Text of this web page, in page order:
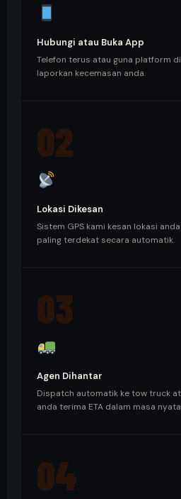
Hubungi atau Buka App
Telefon terus atau guna platform
laporkan kecemasan anda.
02
Lokasi Dikesan
Sistem GPS kami kesan lokasi
paling terdekat secara automatik.
03
Agen Dihantar
Dispatch automatik ke tow truck
anda terima ETA dalam masa
04